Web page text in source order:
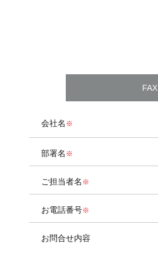
FAX
会社名
部署名
ご担当者名
お電話番号
お問合せ内容